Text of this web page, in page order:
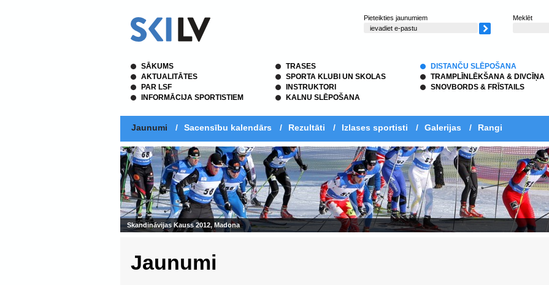
Pieteikties jaunumiem Meklēt
SĀKUMS
AKTUALITĀTES
PAR LSF
INFORMĀCIJA SPORTISTIEM
TRASES
SPORTA KLUBI UN SKOLAS
INSTRUKTORI
KALNU SLĒPOŠANA
DISTANČU SLĒPOŠANA
TRAMPLĪNLĒKŠANA & DIVCĪŅA
SNOVBORDS & FRĪSTAILS
Jaunumi / Sacensību kalendārs / Rezultāti / Izlases sportisti / Galerijas / Rangi
Skandināvijas Kauss 2012, Madona
Jaunumi